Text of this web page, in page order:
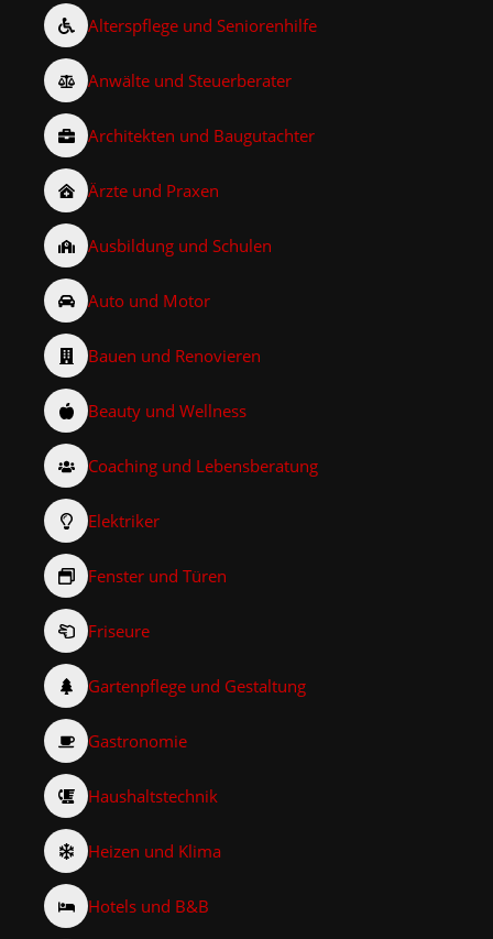
Alterspflege und Seniorenhilfe
Anwälte und Steuerberater
Architekten und Baugutachter
Ärzte und Praxen
Ausbildung und Schulen
Auto und Motor
Bauen und Renovieren
Beauty und Wellness
Coaching und Lebensberatung
Elektriker
Fenster und Türen
Friseure
Gartenpflege und Gestaltung
Gastronomie
Haushaltstechnik
Heizen und Klima
Hotels und B&B